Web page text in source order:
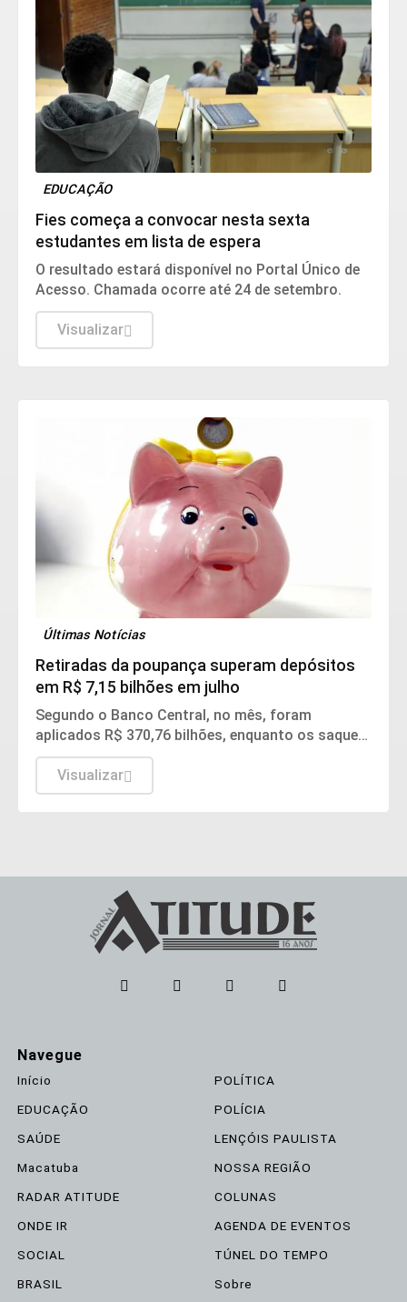
EDUCAÇÃO
Fies começa a convocar nesta sexta
estudantes em lista de espera
O resultado estará disponível no Portal Único de
Acesso. Chamada ocorre até 24 de setembro.
Visualizar
Últimas Notícias
Retiradas da poupança superam depósitos
em R$ 7,15 bilhões em julho
Segundo o Banco Central, no mês, foram
aplicados R$ 370,76 bilhões, enquanto os saques
somaram R$ 377,92 bilhões.
Visualizar
Navegue
Início
POLÍTICA
EDUCAÇÃO
POLÍCIA
SAÚDE
LENÇÓIS PAULISTA
Macatuba
NOSSA REGIÃO
RADAR ATITUDE
COLUNAS
ONDE IR
AGENDA DE EVENTOS
SOCIAL
TÚNEL DO TEMPO
BRASIL
Sobre